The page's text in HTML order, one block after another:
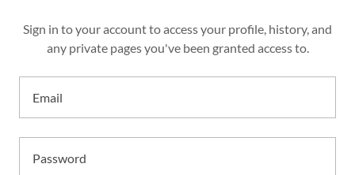
Sign in to your account to access your profile, history, and
any private pages you've been granted access to.